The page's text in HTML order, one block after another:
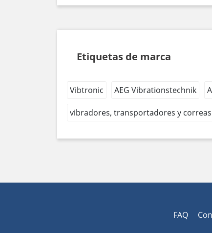
Etiquetas de marca
Vibtronic AEG Vibrationstechnik
vibradores, transportadores y correas
FAQ